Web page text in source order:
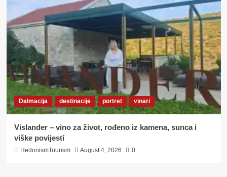
Dalmacija destinacije portret vinari
Vislander – vino za život, rođeno iz kamena, sunca i
viške povijesti
HedonismTourism August 4, 2026 0